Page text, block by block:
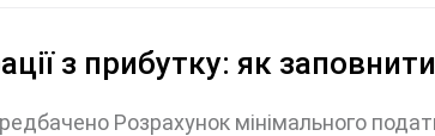
з прибутку: як
Розрахунок мінімального